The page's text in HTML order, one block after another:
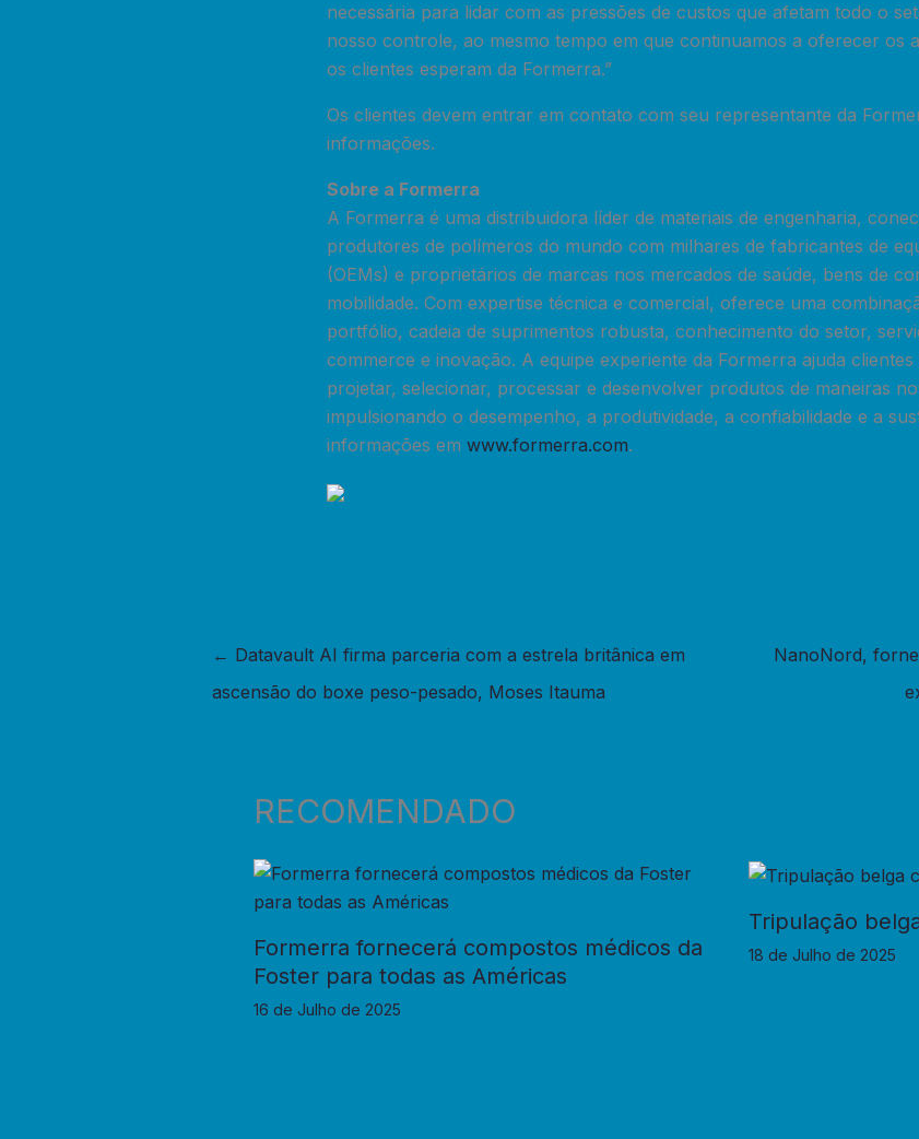
necessária para lidar com as pressões de custos que afetam todo o
nosso controle, ao mesmo tempo em que continuamos a oferecer os
os clientes esperam da Formerra.”
Os clientes devem entrar em contato com seu representante da
informações.
Sobre a Formerra
A Formerra é uma distribuidora líder de materiais de engenharia,
produtores de polímeros do mundo com milhares de fabricantes de
(OEMs) e proprietários de marcas nos mercados de saúde, bens de
mobilidade. Com expertise técnica e comercial, oferece uma
portfólio, cadeia de suprimentos robusta, conhecimento do setor,
commerce e inovação. A equipe experiente da Formerra ajuda
projetar, selecionar, processar e desenvolver produtos de maneiras
impulsionando o desempenho, a produtividade, a confiabilidade e a
informações em www.formerra.com.
← Datavault AI firma parceria com a estrela britânica em
ascensão do boxe peso-pesado, Moses Itauma
NanoNord,
RECOMENDADO
Formerra fornecerá compostos médicos da
Foster para todas as Américas
16 de Julho de 2025
Tripulação
18 de Julho de 2025